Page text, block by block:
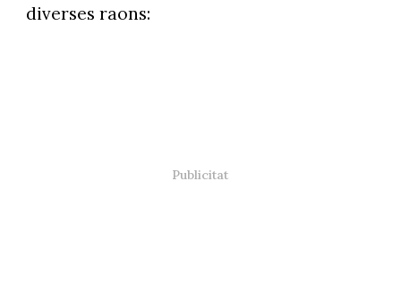
diverses raons: